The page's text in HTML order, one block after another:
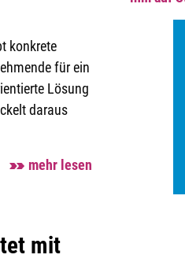
konkrete
für ein
Lösung
daraus
mehr lesen
mit